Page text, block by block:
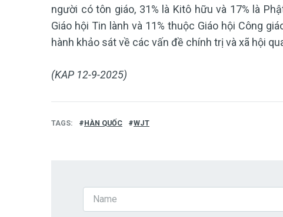
người có tôn giáo, 31% là Kitô hữu và 17% là
Giáo hội Tin lành và 11% thuộc Giáo hội Công
hành khảo sát về các vấn đề chính trị và xã hội
(KAP 12-9-2025)
TAGS HÀN QUỐC WJT